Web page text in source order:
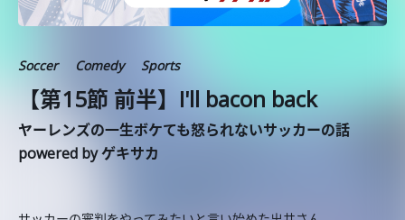
Soccer Comedy Sports
【第15節 前半】I'll bacon back
ヤーレンズの一生ボケても怒られないサッカーの話
powered by ゲキサカ